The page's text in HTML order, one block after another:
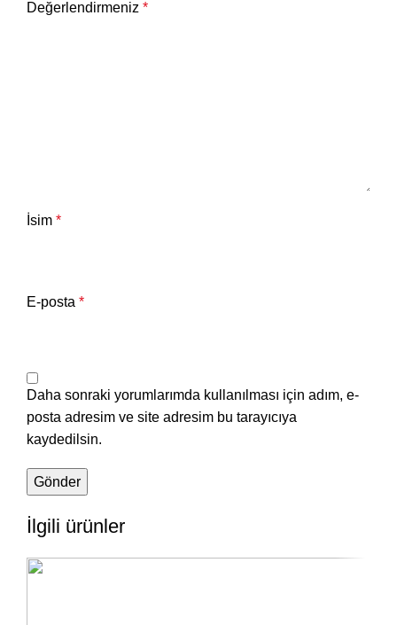
Değerlendirmeniz *
İsim *
E-posta *
Daha sonraki yorumlarımda kullanılması için adım, e-
posta adresim ve site adresim bu tarayıcıya
kaydedilsin.
İlgili ürünler